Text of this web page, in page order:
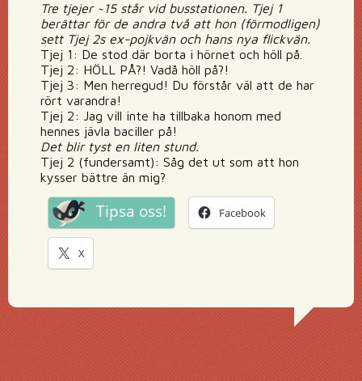
Tre tjejer ~15 står vid busstationen. Tjej 1
berättar för de andra två att hon (förmodligen)
sett Tjej 2s ex-pojkvän och hans nya flickvän.
Tjej 1: De stod där borta i hörnet och höll på.
Tjej 2: HÖLL PÅ?! Vadå höll på?!
Tjej 3: Men herregud! Du förstår väl att de har
rört varandra!
Tjej 2: Jag vill inte ha tillbaka honom med
hennes jävla baciller på!
Det blir tyst en liten stund.
Tjej 2 (fundersamt): Såg det ut som att hon
kysser bättre än mig?
Tipsa oss! Facebook
X